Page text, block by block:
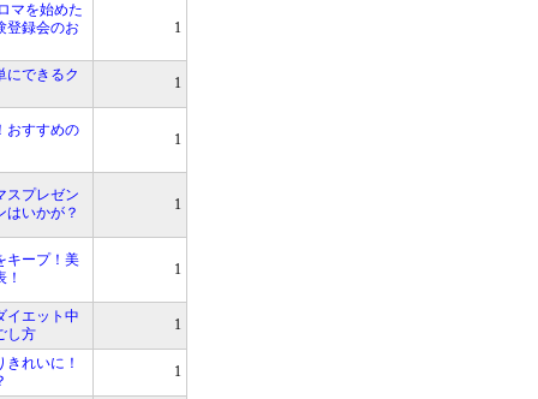
マを始めた
登録会のお
1
にできるク
1
おすすめの
1
スプレゼン
はいかが？
1
キープ！美
1
イエット中
し方
1
れいに！
1